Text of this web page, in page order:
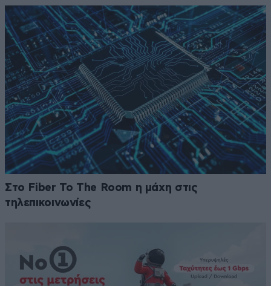
Στο Fiber To The Room η μάχη στις
τηλεπικοινωνίες